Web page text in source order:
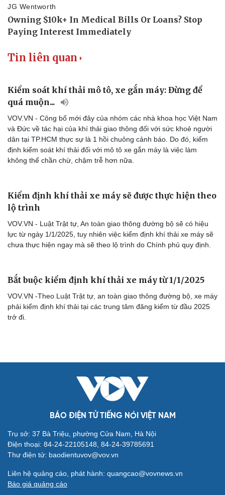
Cải chính
Tin liên quan
Kiểm soát khí thải mô tô, xe gắn máy: Đừng để
quá muộn...
VOV.VN - Công bố mới đây của nhóm các nhà khoa học Việt Nam
và Đức về tác hại của khí thải giao thông đối với sức khoẻ người
dân tại TP.HCM thực sự là 1 hồi chuông cảnh báo. Do đó, kiểm
định kiểm soát khí thải đối với mô tô xe gắn máy là việc làm
không thể chần chừ, chậm trễ hơn nữa.
Kiểm định khí thải xe máy sẽ được thực hiện theo
lộ trình
VOV.VN - Luật Trật tự, An toàn giao thông đường bộ sẽ có hiệu
lực từ ngày 1/1/2025, tuy nhiên việc kiểm định khí thải xe máy sẽ
chưa thực hiện ngay mà sẽ theo lộ trình do Chính phủ quy định.
Bắt buộc kiểm định khí thải xe máy từ 1/1/2025
VOV.VN -Theo Luật Trật tự, an toàn giao thông đường bộ, xe máy
phải kiểm định khí thải tại các trung tâm đăng kiểm từ đầu 2025
trở đi.
BÁO ĐIỆN TỬ TIẾNG NÓI VIỆT NAM
Trụ sở: 37 Bà Triệu, phường Cửa Nam, Hà Nội
Điện thoại: 84-24-22105148, 84-24-39785691
Thư điện tử: baodientuvov@vov.vn
Liên hệ quảng cáo, phát hành: quangcao@vovnews.vn
Báo giá quảng cáo